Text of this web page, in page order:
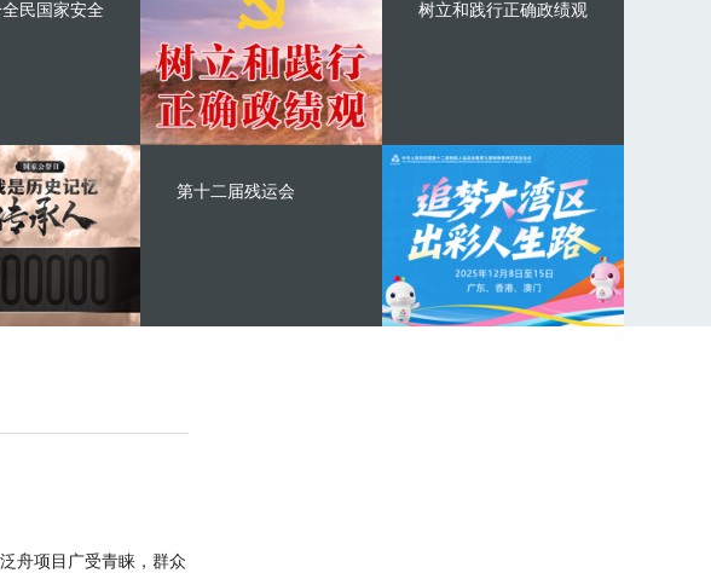
民国家安全
树立和践行正确政绩观
第十二届残运会
舟项目广受青睐，群众